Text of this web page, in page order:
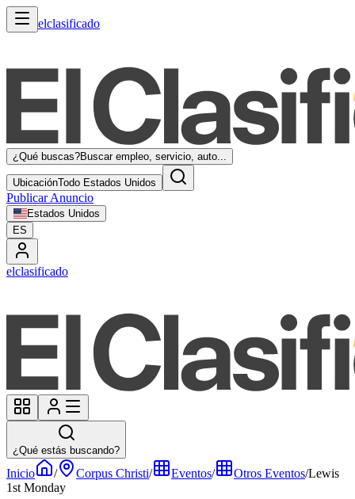
elclasificado
¿Qué buscas?Buscar empleo, servicio, auto...
UbicaciónTodo Estados Unidos
Publicar Anuncio
Estados Unidos
ES
elclasificado
¿Qué estás buscando?
Inicio / Corpus Christi/ Eventos/ Otros Eventos/Lewis
1st Monday